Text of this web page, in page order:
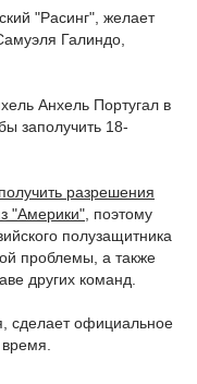
"Расинг", желает
Галиндо,
Анхель Португал в
заполучить 18-
разрешения
"Америки" , поэтому
полузащитника
проблемы, а также
других команд.
сделает официальное